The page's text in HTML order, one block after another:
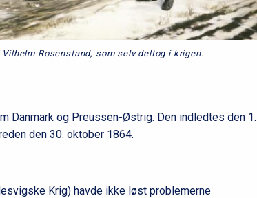
Rosenstand, som selv deltog i krigen.
Danmark og Preussen-Østrig. Den indledtes den 1.
den 30. oktober 1864.
Krig) havde ikke løst problemerne